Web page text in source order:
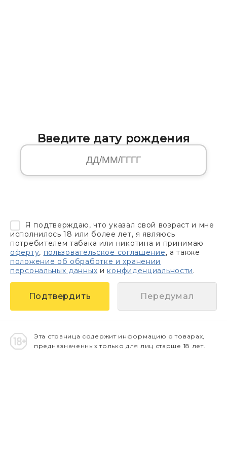
Введите дату рождения
Я подтверждаю, что указал свой возраст и мне
исполнилось 18 или более лет, я являюсь
потребителем табака или никотина и принимаю
оферту, пользовательское соглашение, а также
положение об обработке и хранении
персональных данных и конфиденциальности.
Передумал
Эта страница содержит информацию о товарах,
предназначенных только для лиц старше 18 лет.